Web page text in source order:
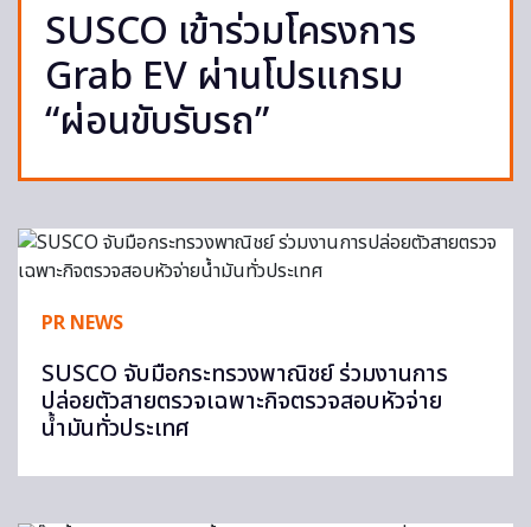
SUSCO เข้าร่วมโครงการ
Grab EV ผ่านโปรแกรม
“ผ่อนขับรับรถ”
PR NEWS
SUSCO จับมือกระทรวงพาณิชย์ ร่วมงานการ
ปล่อยตัวสายตรวจเฉพาะกิจตรวจสอบหัวจ่าย
น้ำมันทั่วประเทศ